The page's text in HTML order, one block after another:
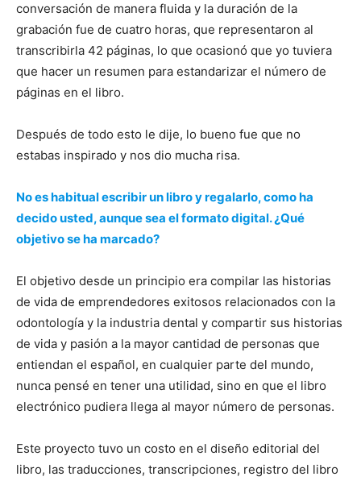
conversación de manera fluida y la duración de la
grabación fue de cuatro horas, que representaron al
transcribirla 42 páginas, lo que ocasionó que yo tuviera
que hacer un resumen para estandarizar el número de
páginas en el libro.
Después de todo esto le dije, lo bueno fue que no
estabas inspirado y nos dio mucha risa.
No es habitual escribir un libro y regalarlo, como ha
decido usted, aunque sea el formato digital. ¿Qué
objetivo se ha marcado?
El objetivo desde un principio era compilar las historias
de vida de emprendedores exitosos relacionados con la
odontología y la industria dental y compartir sus historias
de vida y pasión a la mayor cantidad de personas que
entiendan el español, en cualquier parte del mundo,
nunca pensé en tener una utilidad, sino en que el libro
electrónico pudiera llega al mayor número de personas.
Este proyecto tuvo un costo en el diseño editorial del
libro, las traducciones, transcripciones, registro del libro